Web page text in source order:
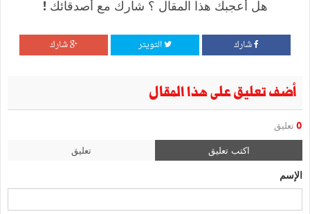
هل أعجبك هذا المقال ؟ شارك مع أصدقائك !
شارك التويتر شارك
أضف تعليق على هذا المقال
0 تعليق
اكتب تعليق تعليق
الإسم